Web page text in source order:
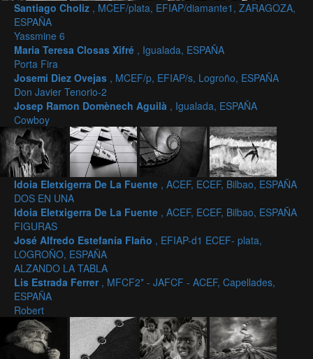
Santiago Choliz , MCEF/plata, EFIAP/diamante1, ZARAGOZA,
ESPAÑA
Yassmine 6
Maria Teresa Closas Xifré , Igualada, ESPAÑA
Porta Fira
Josemi Diez Ovejas , MCEF/p, EFIAP/s, Logroño, ESPAÑA
Don Javier Tenorio-2
Josep Ramon Domènech Aguilà , Igualada, ESPAÑA
Cowboy
Idoia Eletxigerra De La Fuente , ACEF, ECEF, Bilbao, ESPAÑA
DOS EN UNA
Idoia Eletxigerra De La Fuente , ACEF, ECEF, Bilbao, ESPAÑA
FIGURAS
José Alfredo Estefanía Flaño , EFIAP-d1 ECEF- plata,
LOGROÑO, ESPAÑA
ALZANDO LA TABLA
Lis Estrada Ferrer , MFCF2* - JAFCF - ACEF, Capellades,
ESPAÑA
Robert